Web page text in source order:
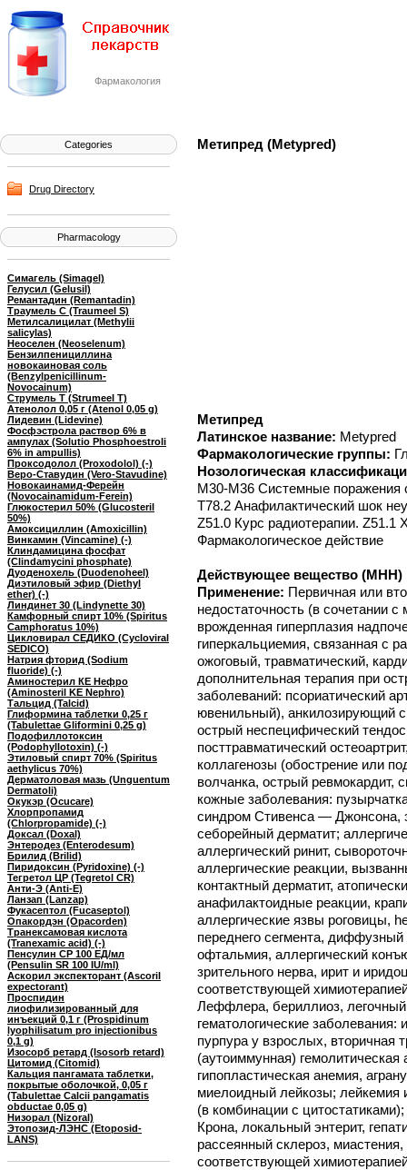
Фармакология
Categories
Drug Directory
Pharmacology
Симагель (Simagel)
Гелусил (Gelusil)
Ремантадин (Remantadin)
Траумель С (Traumeel S)
Метилсалицилат (Methylii
salicylas)
Неоселен (Neoselenum)
Бензилпенициллина
новокаиновая соль
(Benzylpenicillinum-
Novocainum)
Струмель Т (Strumeel T)
Атенолол 0,05 г (Atenol 0,05 g)
Лидевин (Lidevine)
Фосфэстрола раствор 6% в
ампулах (Solutio Phosphoestroli
6% in ampullis)
Проксодолол (Proxodolol) (-)
Веро-Ставудин (Vero-Stavudine)
Новокаинамид-Ферейн
(Novocainamidum-Ferein)
Глюкостерил 50% (Glucosteril
50%)
Амоксициллин (Amoxicillin)
Винкамин (Vincamine) (-)
Клиндамицина фосфат
(Clindamycini phosphate)
Дуоденохель (Duodenoheel)
Диэтиловый эфир (Diethyl
ether) (-)
Линдинет 30 (Lindynette 30)
Камфорный спирт 10% (Spiritus
Camphoratus 10%)
Цикловирал СЕДИКО (Cycloviral
SEDICO)
Натрия фторид (Sodium
fluoride) (-)
Аминостерил КЕ Нефро
(Aminosteril KE Nephro)
Тальцид (Talcid)
Глиформина таблетки 0,25 г
(Tabulettae Gliformini 0,25 g)
Подофиллотоксин
(Podophyllotoxin) (-)
Этиловый спирт 70% (Spiritus
aethylicus 70%)
Дерматоловая мазь (Unguentum
Dermatoli)
Окукэр (Ocucare)
Хлорпропамид
(Chlorpropamide) (-)
Доксал (Doxal)
Энтеродез (Enterodesum)
Брилид (Brilid)
Пиридоксин (Pyridoxine) (-)
Тегретол ЦР (Tegretol CR)
Анти-Э (Anti-E)
Ланзап (Lanzap)
Фукасептол (Fucaseptol)
Опакордэн (Opacorden)
Транексамовая кислота
(Tranexamic acid) (-)
Пенсулин СР 100 ЕД/мл
(Pensulin SR 100 IU/ml)
Аскорил экспекторант (Ascoril
expectorant)
Проспидин
лиофилизированный для
инъекций 0,1 г (Prospidinum
lyophilisatum pro injectionibus
0,1 g)
Изосорб ретард (Isosorb retard)
Цитомид (Citomid)
Кальция пангамата таблетки,
покрытые оболочкой, 0,05 г
(Tabulettae Calcii pangamatis
obductae 0,05 g)
Низорал (Nizoral)
Этопозид-ЛЭНС (Etoposid-
LANS)
Метипред (Metypred)
Метипред
Латинское название: Metypred
Фармакологические группы:
Нозологическая
M30-M36 Системные поражения
T78.2 Анафилактический шок
Z51.0 Курс радиотерапии. Z51.1
Фармакологическое действие
Действующее вещество (МНН)
Применение: Первичная или
недостаточность (в сочетании
врожденная гиперплазия
гиперкальциемия, связанная с
ожоговый, травматический,
дополнительная терапия при
заболеваний: псориатический
ювенильный), анкилозирующий
острый неспецифический
посттравматический
коллагенозы (обострение или
волчанка, острый ревмокардит,
кожные заболевания:
синдром Стивенса — Джонсона,
себорейный дерматит;
аллергический ринит,
аллергические реакции,
контактный дерматит,
анафилактоидные реакции,
аллергические язвы роговицы,
переднего сегмента, диффузный
офтальмия, аллергический
зрительного нерва, ирит и
соответствующей
Леффлера, бериллиоз, легочный
гематологические заболевания:
пурпура у взрослых, вторичная
(аутоиммунная)
гипопластическая анемия,
миелоидный лейкозы; лейкемия
(в комбинации с
Крона, локальный энтерит,
рассеянный склероз,
соответствующей